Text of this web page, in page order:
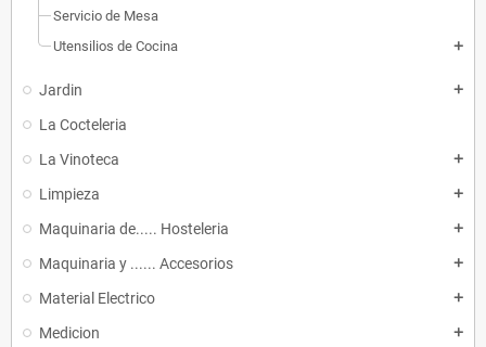
Servicio de Mesa
Utensilios de Cocina
add
Jardin add
La Cocteleria
La Vinoteca
add
Limpieza add
Maquinaria de..... Hosteleria add
Maquinaria y ...... Accesorios add
Material Electrico add
Medicion add